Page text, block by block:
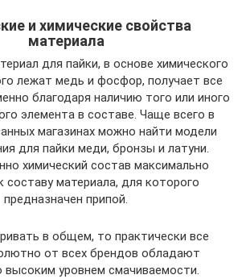
и химические свойства
материала
для пайки, в основе химического
лежат медь и фосфор, получает все
благодаря наличию того или иного
элемента в составе. Чаще всего в
магазинах можно найти модели
для пайки меди, бронзы и латуни.
химический состав максимально
составу материала, для которого
предназначен припой.
в общем, то практически все
от всех брендов обладают
высоким уровнем смачиваемости.